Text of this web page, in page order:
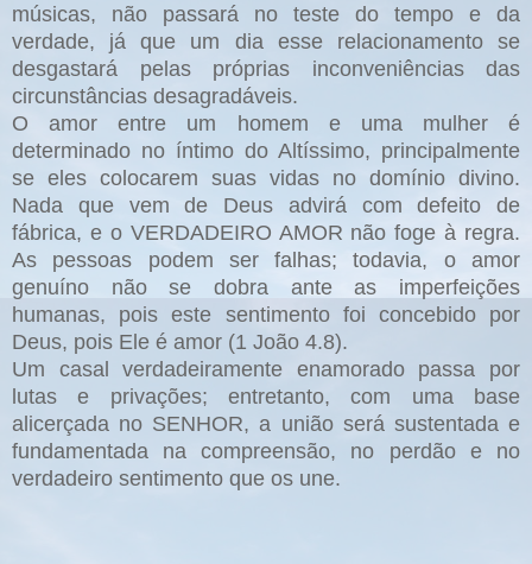
músicas, não passará no teste do tempo e da
verdade, já que um dia esse relacionamento se
desgastará pelas próprias inconveniências das
circunstâncias desagradáveis.
O amor entre um homem e uma mulher é
determinado no íntimo do Altíssimo, principalmente
se eles colocarem suas vidas no domínio divino.
Nada que vem de Deus advirá com defeito de
fábrica, e o VERDADEIRO AMOR não foge à regra.
As pessoas podem ser falhas; todavia, o amor
genuíno não se dobra ante as imperfeições
humanas, pois este sentimento foi concebido por
Deus, pois Ele é amor (1 João 4.8).
Um casal verdadeiramente enamorado passa por
lutas e privações; entretanto, com uma base
alicerçada no SENHOR, a união será sustentada e
fundamentada na compreensão, no perdão e no
verdadeiro sentimento que os une.